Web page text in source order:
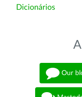
Dicionários
Our